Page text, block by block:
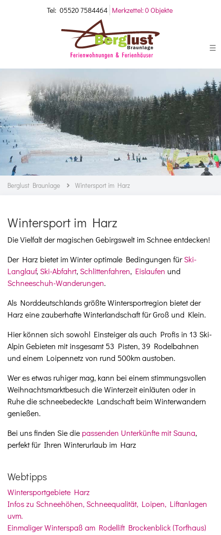
Tel: 05520 7584464 Merkzettel:0 Objekte
☰
Berglust Braunlage Wintersport im Harz
Wintersport im Harz
Die Vielfalt der magischen Gebirgswelt im Schnee entdecken!
Der Harz bietet im Winter optimale Bedingungen fürSki-
Langlauf, Ski-Abfahrt, Schlittenfahren, Eislaufen und
Schneeschuh-Wanderungen.
Als Norddeutschlands größte Wintersportregion bietet der
Harz eine zauberhafte Winterlandschaft für Groß und Klein.
Hier können sich sowohl Einsteiger als auch Profis in 13 Ski-
Alpin Gebieten mit insgesamt 53 Pisten, 39 Rodelbahnen
und einem Loipennetz von rund 500km austoben.
Wer es etwas ruhiger mag, kann bei einem stimmungsvollen
Weihnachtsmarktbesuch die Winterzeit einläuten oder in
Ruhe die schneebedeckte Landschaft beim Winterwandern
genießen.
Bei uns finden Sie die passenden Unterkünfte mit Sauna,
perfekt für Ihren Winterurlaub im Harz
Webtipps
Wintersportgebiete Harz
Infos zu Schneehöhen, Schneequalität, Loipen, Liftanlagen
uvm.
Einmaliger Winterspaß am Rodellift Brockenblick (Torfhaus)